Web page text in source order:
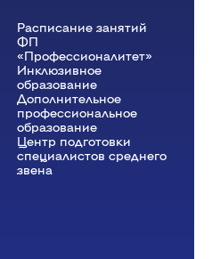
Расписание занятий
ФП
«Профессионалитет»
Инклюзивное
образование
Дополнительное
профессиональное
образование
Центр подготовки
специалистов среднего
звена